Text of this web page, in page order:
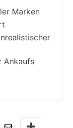
Marken
Ankaufs